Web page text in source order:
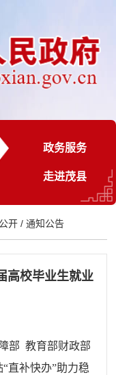
政务服务
走进茂县
开 /通知公告
高校毕业生就业
部 教育部财政部
直补快办”助力稳